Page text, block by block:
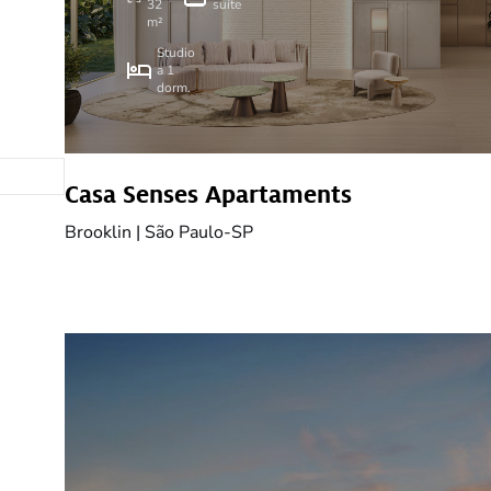
32
m²
suíte
Studio
a 1
dorm.
Casa Senses Apartaments
Brooklin | São Paulo-SP